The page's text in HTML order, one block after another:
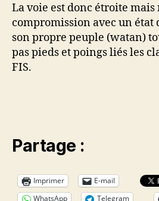
La voie est donc étroite
compromission avec un état
son propre peuple (watan)
pas pieds et poings liés les
FIS.
Partage :
Imprimer
E-mail
WhatsApp
Telegram